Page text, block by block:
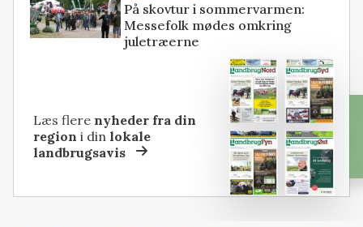
På skovtur i sommervarmen:
Messefolk mødes omkring
juletræerne
Læs flere nyheder fra din
region i dinlokale
landbrugsavis